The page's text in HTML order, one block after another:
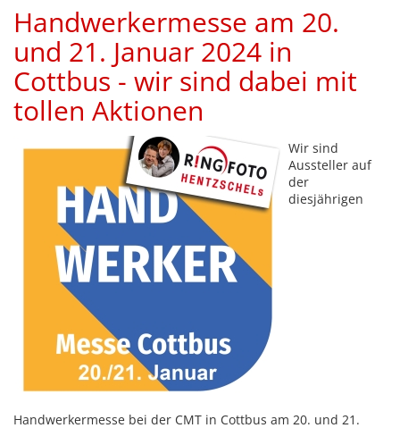
Handwerkermesse am 20.
und 21. Januar 2024 in
Cottbus - wir sind dabei mit
tollen Aktionen
Wir sind
Aussteller auf
der
diesjährigen
Handwerkermesse bei der CMT in Cottbus am 20. und 21.